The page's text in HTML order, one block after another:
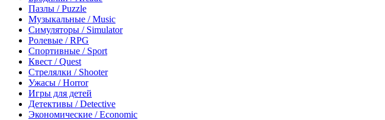
Пазлы / Puzzle
Музыкальные / Music
Симуляторы / Simulator
Ролевые / RPG
Спортивные / Sport
Квест / Quest
Стрелялки / Shooter
Ужасы / Horror
Игры для детей
Детективы / Detective
Экономические / Economic